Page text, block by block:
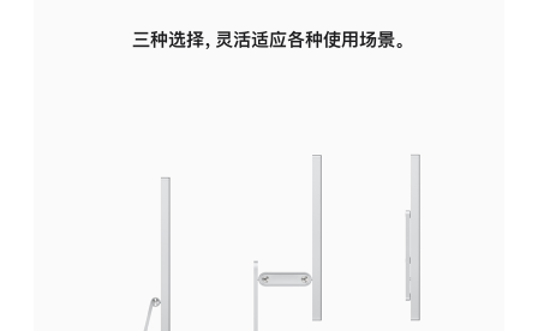
三种选择，灵活适应各种使用场景。